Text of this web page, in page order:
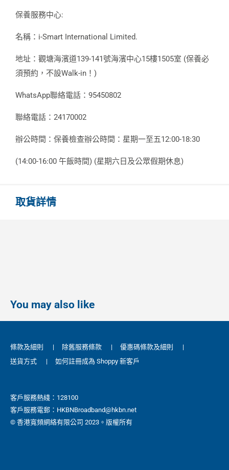
保養服務中心:
名稱：i-Smart International Limited.
地址：觀塘海濱道139-141號海濱中心15樓1505室 (保養必
須預約，不設Walk-in！)
WhatsApp聯絡電話：95450802
聯絡電話：24170002
辦公時間：保養檢查辦公時間：星期一至五12:00-18:30
(14:00-16:00 午飯時間) (星期六日及公眾假期休息)
取貨詳情
You may also like
條款及細則 | 除舊服務條款 | 優惠碼條款及細則
|
送貨方式
| 如何註冊成為 Shoppy 新客戶
客戶服務熱綫：128100
客戶服務電郵：HKBNBroadband@hkbn.net
© 香港寬頻網絡有限公司 2023。版權所有